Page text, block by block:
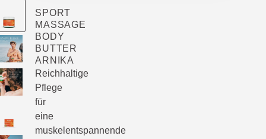
SPORT
MASSAGE
BODY
BUTTER
ARNIKA
Reichhaltige
Pflege
für
eine
muskelentspannende